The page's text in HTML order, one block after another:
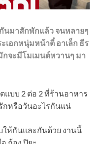
นมาสักพักแล้ว จนหลายๆ
เอกหนุ่มหน้าตี๋ อาเล็ก ธีร
กจะมีโมเมนต์หวานๆ มา
แบบ 2 ต่อ 2 ที่ร้านอาหาร
กหรือวันอะไรกันแน่
ห้กันและกันด้วย งานนี้